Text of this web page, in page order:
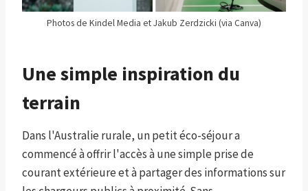
Photos de Kindel Media et Jakub Zerdzicki (via Canva)
Une simple inspiration du
terrain
Dans l'Australie rurale, un petit éco-séjour a
commencé à offrir l'accès à une simple prise de
courant extérieure et à partager des informations sur